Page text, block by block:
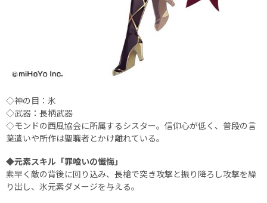
◇神の目：氷
◇武器：長柄武器
◇モンドの西風協会に所属するシスター。信仰心が低く、普段の言
葉遣いや所作は聖職者とかけ離れている。
◆元素スキル「罪喰いの懺悔」
素早く敵の背後に回り込み、長槍で突き攻撃と振り降ろし攻撃を繰
り出し、氷元素ダメージを与える。